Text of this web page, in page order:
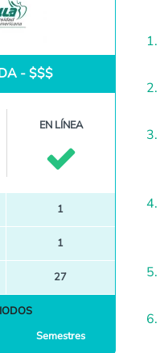
- $$$
EN LÍNEA
1
1
27
Semestres